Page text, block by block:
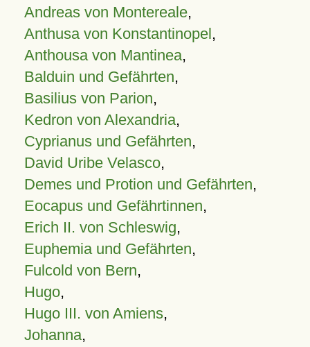
Andreas von Montereale,
Anthusa von Konstantinopel,
Anthousa von Mantinea,
Balduin und Gefährten,
Basilius von Parion,
Kedron von Alexandria,
Cyprianus und Gefährten,
David Uribe Velasco,
Demes und Protion und Gefährten,
Eocapus und Gefährtinnen,
Erich II. von Schleswig,
Euphemia und Gefährten,
Fulcold von Bern,
Hugo,
Hugo III. von Amiens,
Johanna,